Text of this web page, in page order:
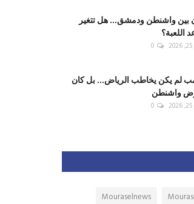
بين واشنطن ودمشق... هل تتغير
اللعبة؟
0
لم يكن يخاطب الرياض... بل كان
واشنطن
0
Mouraselnews